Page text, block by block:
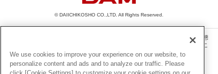
© DAIICHIKOSHO CO.,LTD. All Rights Reserved.
このサイトに掲載されている一切の文章・画像・写真・動画・音声等を、手段や形態
を問わず、著作権法の定める範囲を超えて無断で複製、転載、ファイル化などするこ
とを禁じます。
楽曲及びコンテンツは、機種によりご利用いただけない場合があります。
We use cookies to improve your experience on our website, to
personalize content and ads and to analyze our traffic. Please